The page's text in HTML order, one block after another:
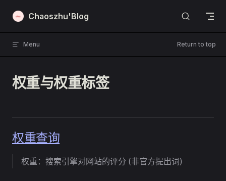
Skip to content
Chaoszhu'Blog
Menu Return to top
权重与权重标签
权重查询
权重：搜索引擎对网站的评分 (非官方提出词)